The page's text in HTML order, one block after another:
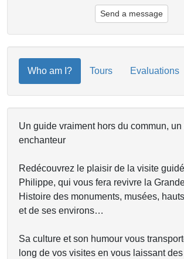
Send a message
Who am I? Tours Evaluations
Un guide vraiment hors du commun, un
enchanteur
Redécouvrez le plaisir de la visite
Philippe, qui vous fera revivre la
Histoire des monuments, musées,
et de ses environs…
Sa culture et son humour vous
long de vos visites en vous laissant